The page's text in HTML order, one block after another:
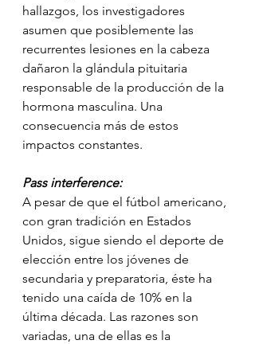
hallazgos, los investigadores
asumen que posiblemente las
recurrentes lesiones en la cabeza
dañaron la glándula pituitaria
responsable de la producción de la
hormona masculina. Una
consecuencia más de estos
impactos constantes.
Pass interference:
A pesar de que el fútbol americano,
con gran tradición en Estados
Unidos, sigue siendo el deporte de
elección entre los jóvenes de
secundaria y preparatoria, éste ha
tenido una caída de 10% en la
última década. Las razones son
variadas, una de ellas es la